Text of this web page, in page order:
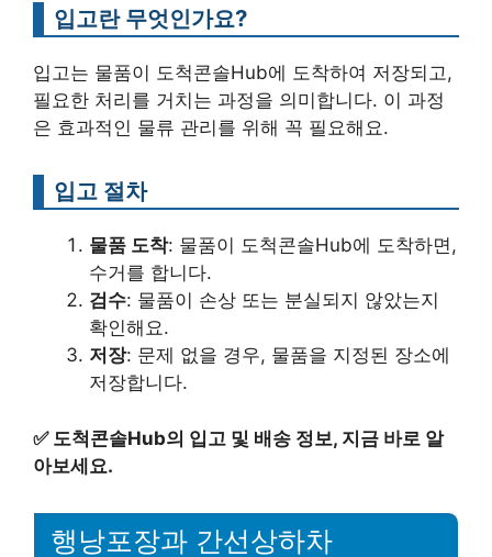
입고란 무엇인가요?
입고는 물품이 도척콘솔Hub에 도착하여 저장되고,
필요한 처리를 거치는 과정을 의미합니다. 이 과정
은 효과적인 물류 관리를 위해 꼭 필요해요.
입고 절차
물품 도착: 물품이 도척콘솔Hub에 도착하면,
수거를 합니다.
검수: 물품이 손상 또는 분실되지 않았는지
확인해요.
저장: 문제 없을 경우, 물품을 지정된 장소에
저장합니다.
✅ 도척콘솔Hub의 입고 및 배송 정보, 지금 바로 알
아보세요.
행낭포장과 간선상하차